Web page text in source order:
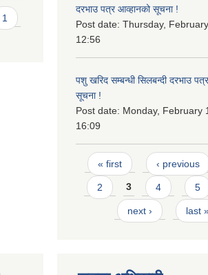
1
दरभाउ पत्र आव्हानको सूचना !
Post date: Thursday,
12:56
पशु खरिद सम्बन्धी सिलबन्दी दरभाउ
सूचना !
Post date: Monday, February
16:09
Pages
« first ‹ previous
2 3 4 5
next › last